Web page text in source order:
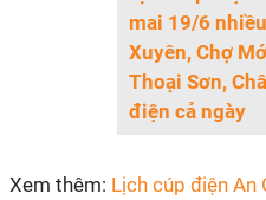
mai 19/6
Xuyên, Chợ
Thoại Sơn,
điện cả ngày
Xem thêm: Lịch cúp điện An